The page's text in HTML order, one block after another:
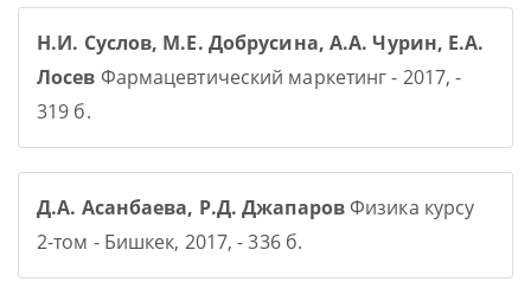
Н.И. Суслов, М.Е. Добрусина, А.А. Чурин, Е.А.
Лосев Фармацевтический маркетинг - 2017, -
319 б.
Д.А. Асанбаева, Р.Д. ДжапаровФизика курсу
2-том - Бишкек, 2017, - 336 б.